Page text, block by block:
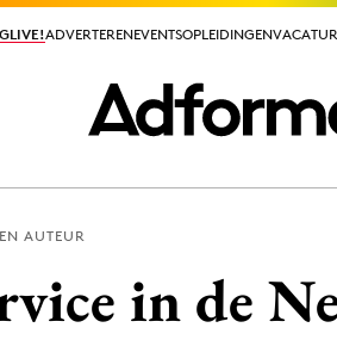
ADVERTERENEVENTSOPLEIDINGEN
ADVERTERENEVENTSOPLEIDINGEN
AUTEUR
in de